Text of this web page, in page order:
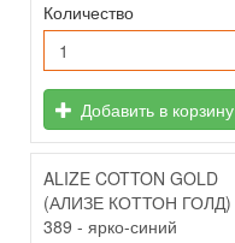
Количество
Добавить в корзину
ALIZE COTTON GOLD
(АЛИЗЕ КОТТОН ГОЛД)
389 - ярко-синий